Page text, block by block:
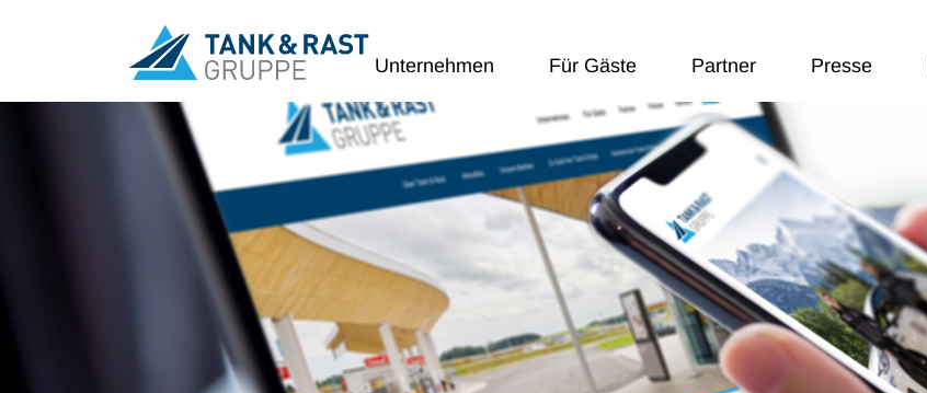
Unternehmen Für Gäste Partner Presse